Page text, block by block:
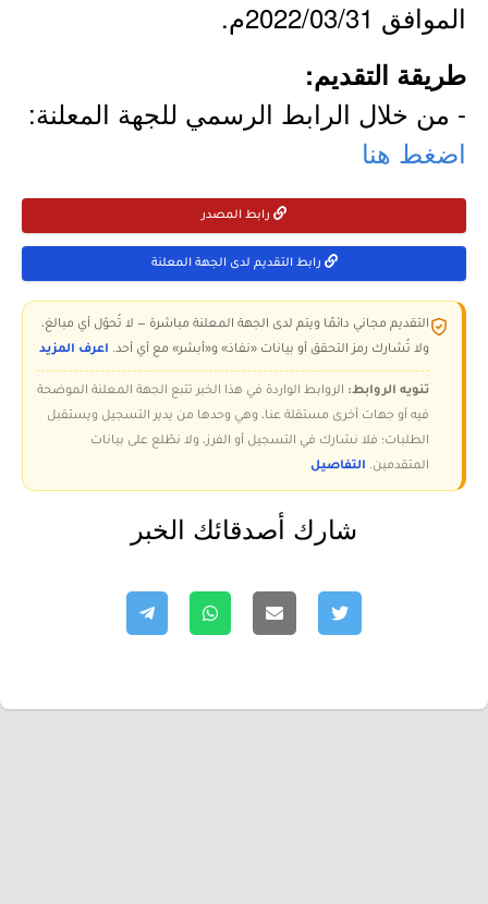
الموافق 2022/03/31م.
طريقة التقديم:
- من خلال الرابط الرسمي للجهة المعلنة:
اضغط هنا
رابط المصدر
رابط التقديم لدى الجهة المعلنة
التقديم مجاني دائمًا ويتم لدى الجهة المعلنة مباشرة — لا تُحوّل أي مبالغ،
ولا تُشارك رمز التحقق أو بيانات «نفاذ» و«أبشر» مع أي أحد. اعرف المزيد
تنويه الروابط: الروابط الواردة في هذا الخبر تتبع الجهة المعلنة الموضحة
فيه أو جهات أخرى مستقلة عنا، وهي وحدها من يدير التسجيل ويستقبل
الطلبات؛ فلا نشارك في التسجيل أو الفرز، ولا نطّلع على بيانات
المتقدمين. التفاصيل
شارك أصدقائك الخبر